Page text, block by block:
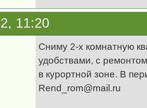
11:20
Сниму 2-х комнатную
удобствами, с
в курортной зоне. В
Rend_rom@mail.ru